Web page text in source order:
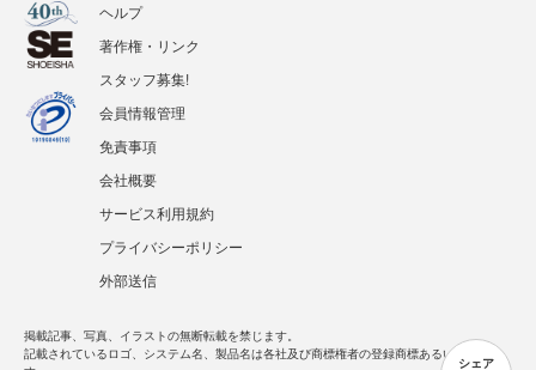
シェア
ヘルプ
著作権・リンク
スタッフ募集!
会員情報管理
免責事項
会社概要
サービス利用規約
プライバシーポリシー
外部送信
掲載記事、写真、イラストの無断転載を禁じます。
記載されているロゴ、システム名、製品名は各社及び商標権者の登録商標あるいは商標で